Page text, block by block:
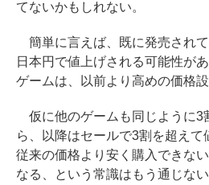
てないかもしれない。
簡単に言えば、既に発売されて
日本円で値上げされる可能性が
ゲームは、以前より高めの価格設
仮に他のゲームも同じように3
ら、以降はセールで3割を超えて
従来の価格より安く購入できな
なる、という常識はもう通じな